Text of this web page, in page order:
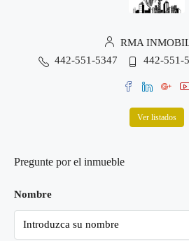
RMA
442-551-5347
442-551-
Ver listados
Pregunte por el inmueble
Nombre